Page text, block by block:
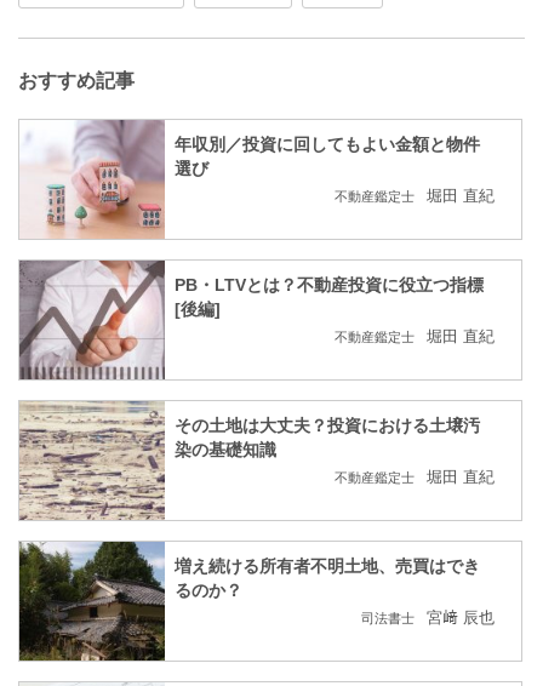
おすすめ記事
年収別／投資に回してもよい金額と物件
選び
不動産鑑定士 堀田 直紀
PB・LTVとは？不動産投資に役立つ指標
[後編]
不動産鑑定士 堀田 直紀
その土地は大丈夫？投資における土壌汚
染の基礎知識
不動産鑑定士 堀田 直紀
増え続ける所有者不明土地、売買はでき
るのか？
司法書士 宮﨑 辰也